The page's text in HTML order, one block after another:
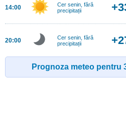
14:00
Cer senin, fără
precipitații
20:00
Cer senin, fără
precipitații
Prognoza meteo pentru